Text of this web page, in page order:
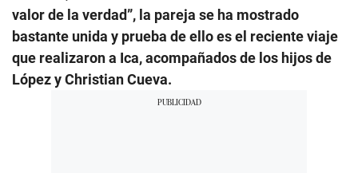
valor de la verdad”, la pareja se ha mostrado
bastante unida y prueba de ello es el reciente viaje
que realizaron a Ica, acompañados de los hijos de
López y Christian Cueva.